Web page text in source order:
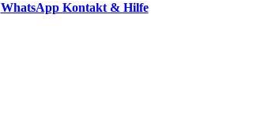
WhatsApp Kontakt & Hilfe